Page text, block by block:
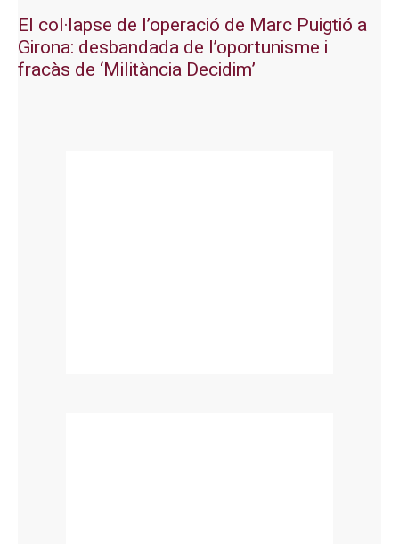
El col·lapse de l’operació de Marc Puigtió a
Girona: desbandada de l’oportunisme i
fracàs de ‘Militància Decidim’